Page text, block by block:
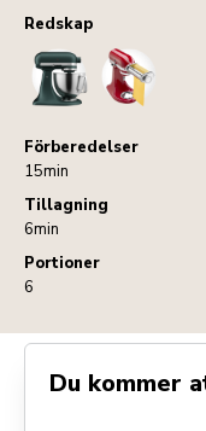
Redskap
StandMixer
Förberedelser
15min
Tillagning
6min
Portioner
6
Du kommer